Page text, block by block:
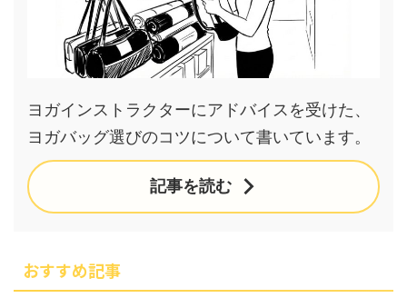
ヨガインストラクターにアドバイスを受けた、
ヨガバッグ選びのコツについて書いています。
記事を読む
おすすめ記事